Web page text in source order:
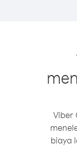
Viber
biaya